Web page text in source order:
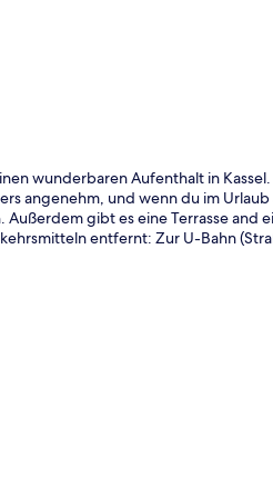
wunderbaren Aufenthalt in
angenehm, und wenn du im
gibt es eine Terrasse and
entfernt: Zur U-Bahn